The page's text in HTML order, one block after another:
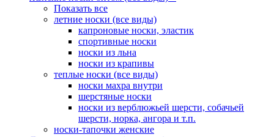
Показать все
летние носки (все виды)
капроновые носки, эластик
спортивные носки
носки из льна
носки из крапивы
теплые носки (все виды)
носки махра внутри
шерстяные носки
носки из верблюжьей шерсти, собачьей
шерсти, норка, ангора и т.п.
носки-тапочки женские